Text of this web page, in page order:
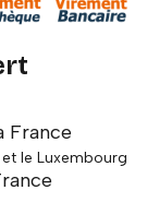
France
le Luxembourg